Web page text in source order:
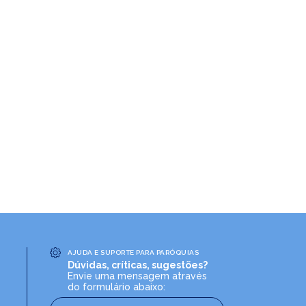
AJUDA E SUPORTE PARA PARÓQUIAS
Dúvidas, críticas, sugestões?
Envie uma mensagem através
do formulário abaixo: